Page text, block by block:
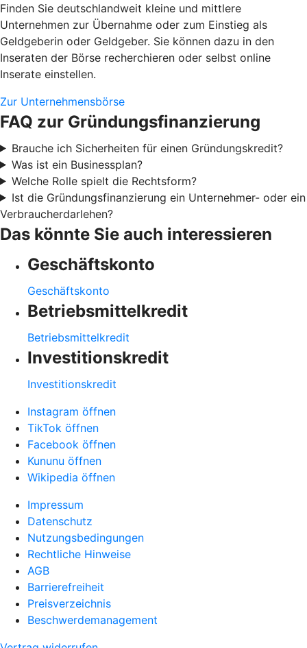
Finden Sie deutschlandweit kleine und mittlere
Unternehmen zur Übernahme oder zum Einstieg als
Geldgeberin oder Geldgeber. Sie können dazu in den
Inseraten der Börse recherchieren oder selbst online
Inserate einstellen.
Zur Unternehmensbörse
FAQ zur Gründungsfinanzierung
Brauche ich Sicherheiten für einen Gründungskredit?
Was ist ein Businessplan?
Welche Rolle spielt die Rechtsform?
Ist die Gründungsfinanzierung ein Unternehmer- oder ein
Verbraucherdarlehen?
Das könnte Sie auch interessieren
Geschäftskonto
Geschäftskonto
Betriebsmittelkredit
Betriebsmittelkredit
Investitionskredit
Investitionskredit
Instagram öffnen
TikTok öffnen
Facebook öffnen
Kununu öffnen
Wikipedia öffnen
Impressum
Datenschutz
Nutzungsbedingungen
Rechtliche Hinweise
AGB
Barrierefreiheit
Preisverzeichnis
Beschwerdemanagement